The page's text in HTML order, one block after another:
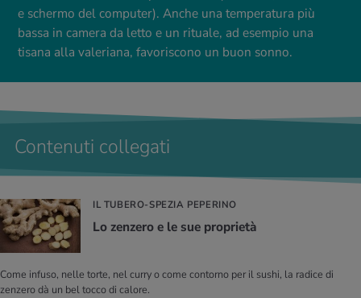
e schermo del computer). Anche una temperatura più
bassa in camera da letto e un rituale, ad esempio una
tisana alla valeriana, favoriscono un buon sonno.
Contenuti collegati
IL TUBERO-SPEZIA PEPERINO
Lo zen­ze­ro e le sue pro­prie­tà
Come infuso, nelle torte, nel curry o come contorno per il sushi, la radice di
zenzero dà un bel tocco di calore.